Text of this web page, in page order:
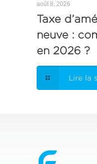
août 8, 2026
Taxe
neuve :
en 2026 ?
Lire la